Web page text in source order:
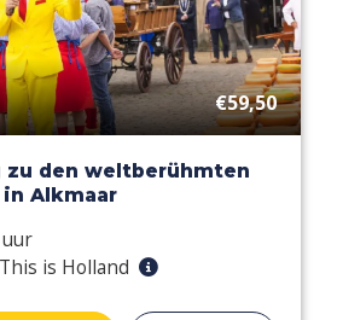
€59,50
zu den weltberühmten
Alkmaar
This is Holland